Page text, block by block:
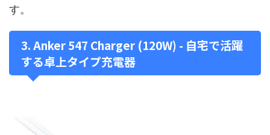
す。
3. Anker 547 Charger (120W) - 自宅で活躍
する卓上タイプ充電器